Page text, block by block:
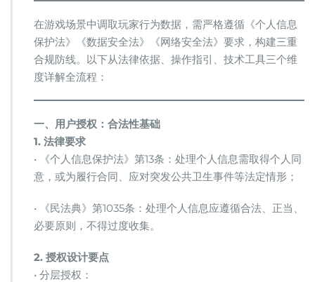
玩
家
行
为
数
取
的
合
流
程：
用
授
权
在游戏场景中调取玩家行为数据，需严格遵循《个人信息
保护法》《数据安全法》《网络安全法》要求，构建三重
合规防线。以下从法律依据、操作指引、技术工具三个维
度详解全流程：
​一、用户授权：合法性基础​
​1. 法律要求​
• 《个人信息保护法》第13条：处理个人信息需取得个人同
意，或为履行合同、应对突发公共卫生事件等法定情形；
• 《民法典》第1035条：处理个人信息应遵循合法、正当、
必要原则，不得过度收集。
​2. 授权设计要点​
• 分层授权：